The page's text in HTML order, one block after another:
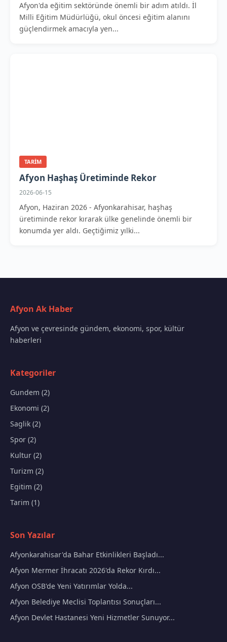
Afyon'da eğitim sektöründe önemli bir adım atıldı. İl
Milli Eğitim Müdürlüğü, okul öncesi eğitim alanını
güçlendirmek amacıyla yen...
TARIM
Afyon Haşhaş Üretiminde Rekor
2026-06-15
Afyon, Haziran 2026 - Afyonkarahisar, haşhaş
üretiminde rekor kırarak ülke genelinde önemli bir
konumda yer aldı. Geçtiğimiz yılki...
Afyon Ak Haber
Afyon ve çevresinde gündem, ekonomi, spor, kültür
haberleri
Kategoriler
Gundem (2)
Ekonomi (2)
Saglik (2)
Spor (2)
Kultur (2)
Turizm (2)
Egitim (2)
Tarim (1)
Son Yazılar
Afyonkarahisar'da Bahar Etkinlikleri Başladı...
Afyon Mermer İhracatı 2026'da Rekor Kırdı...
Afyon OSB'de Yeni Yatırımlar Yolda...
Afyon Belediye Meclisi Toplantısı Sonuçları...
Afyon Devlet Hastanesi Yeni Hizmetler Sunuyor...